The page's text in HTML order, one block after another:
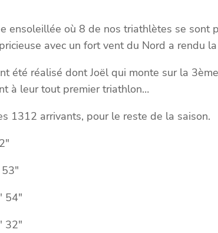
ensoleillée où 8 de nos triathlètes se
avec un fort vent du Nord a rendu
été réalisé dont Joël qui monte sur la
à leur tout premier triathlon…
1312 arrivants, pour le reste de la saison.
54″
32″